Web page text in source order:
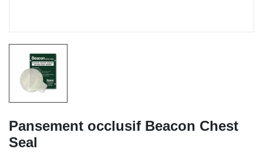
Pansement occlusif Beacon Chest
Seal